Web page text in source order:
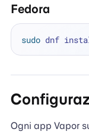
Fedora
sudo
Ogni app Vapor